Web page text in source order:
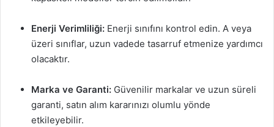
Enerji Verimliliği: Enerji sınıfını kontrol edin. A veya
üzeri sınıflar, uzun vadede tasarruf etmenize yardımcı
olacaktır.
Marka ve Garanti: Güvenilir markalar ve uzun süreli
garanti, satın alım kararınızı olumlu yönde
etkileyebilir.